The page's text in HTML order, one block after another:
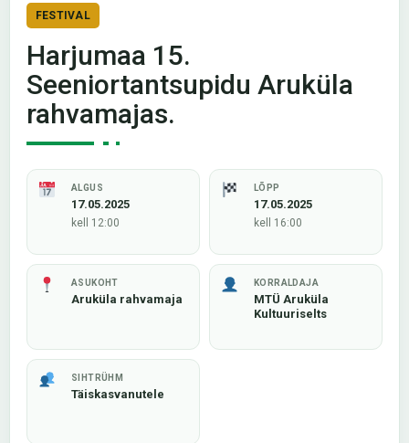
FESTIVAL
Harjumaa 15.
Seeniortantsupidu Aruküla
rahvamajas.
ALGUS
17.05.2025
kell 12:00
LÕPP
17.05.2025
kell 16:00
ASUKOHT
Aruküla rahvamaja
KORRALDAJA
MTÜ Aruküla
Kultuuriselts
SIHTRÜHM
Täiskasvanutele